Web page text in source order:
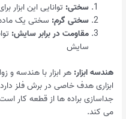
سختی: توانایی این ابزار
سختی گرم: سختی یک ماده
مقاومت در برابر سایش:
سایش
هندسه ابزار:هر ابزار با هندسه
ابزاری هدف خاصی در برش فلز
جداسازی براده ها از قطعه کار
می کند.